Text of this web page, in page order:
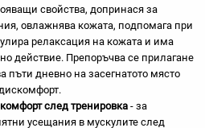
свойства, допринася за
овлажнява кожата, подпомага при
релаксация на кожата и има
действие. Препоръчва се прилагане
пъти дневно на засегнатото място
след тренировка - за
усещания в мускулите след